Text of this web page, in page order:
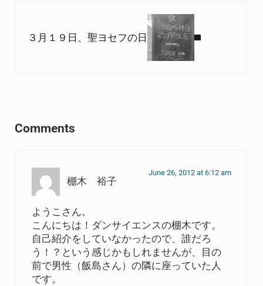
３月１９日、聖ヨセフの日
Comments
棚木 裕子
June 26, 2012 at 6:12 am
ようこさん。
こんにちは！ダンサイエンスの棚木です。
自己紹介をしていなかったので、誰だろ
う！？という感じかもしれませんが、目の
前で男性（飯島さん）の隣に座っていた人
です。